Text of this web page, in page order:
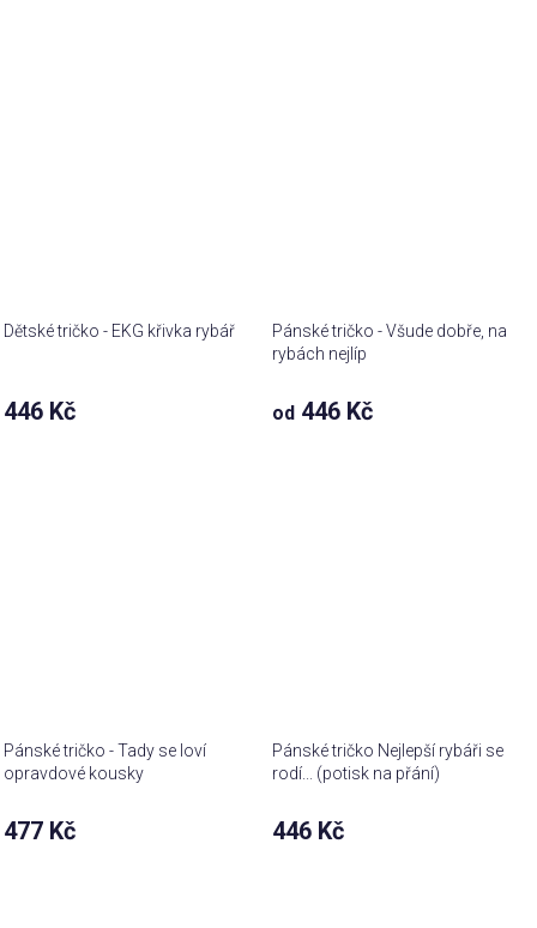
Dětské tričko - EKG křivka rybář
446 Kč
Pánské tričko - Všude dobře, na
rybách nejlíp
od 446 Kč
Pánské tričko - Tady se loví
opravdové kousky
477 Kč
Pánské tričko Nejlepší rybáři se
rodí... (potisk na přání)
446 Kč